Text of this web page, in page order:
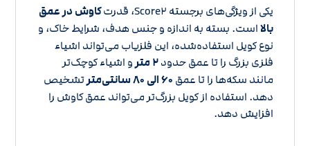
یکی از ویژگی‌های برجسته Score۲، قدرت
کاوش در عمق
بالااست. بسته به اندازه و جنس هدف، شرایط خاک، و
نوع کویل استفاده‌شده، این فلزیاب می‌تواند اشیاء
فلزی بزرگ را تا عمق حدود۲ متر
و اشیاء کوچک‌تر
مانند سکه‌ها را تا عمق ۶۰ الی ۸۰ سانتی‌متر
تشخیص
دهد. استفاده از کویل بزرگ‌تر می‌تواند عمق کاوش را
افزایش دهد.